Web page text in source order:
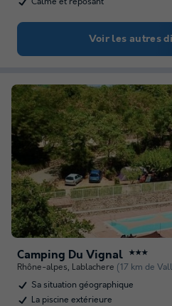
Voir les autres
Camping Du Vignal ★★★
Rhône-alpes, Lablachere (17 km de
Sa situation géographique
La piscine extérieure